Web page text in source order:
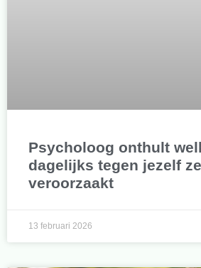
Psycholoog onthult
dagelijks tegen jezelf
veroorzaakt
13 februari 2026